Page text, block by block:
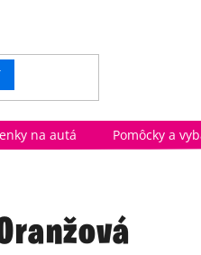
na autá Pomôcky a